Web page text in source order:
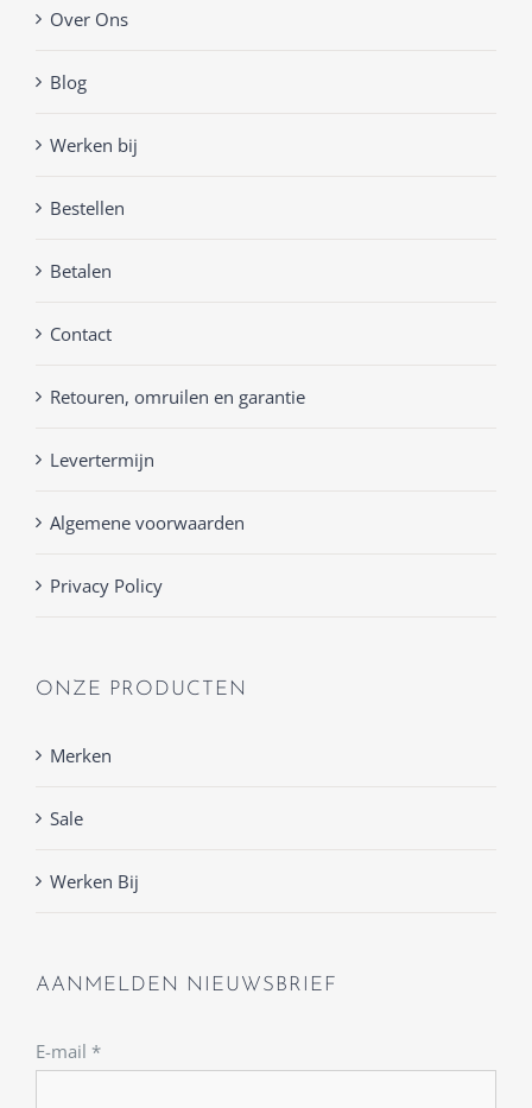
Over Ons
Blog
Werken bij
Bestellen
Betalen
Contact
Retouren, omruilen en garantie
Levertermijn
Algemene voorwaarden
Privacy Policy
ONZE PRODUCTEN
Merken
Sale
Werken Bij
AANMELDEN NIEUWSBRIEF
E-mail *